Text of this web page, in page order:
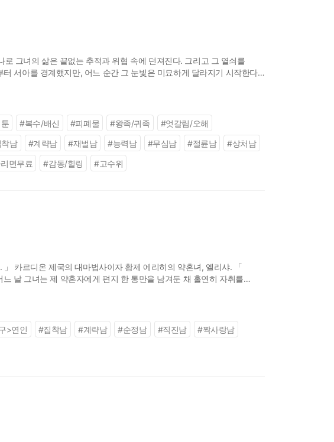
로 그녀의 삶은 끝없는 추적과 위협 속에 던져진다. 그리고 그 열쇠를
서아를 경계했지만, 어느 순간 그 눈빛은 미묘하게 달라지기 시작한다.
집착은 설명할 수 없는 끌림으로 변해간다
#복수/배신 #피폐물 #왕족/귀족 #엇갈림/오해
남 #계략남 #재벌남 #능력남 #무심남 #절륜남 #상처남
면무료 #감동/힐링 #고수위
카르디온 제국의 대마법사이자 황제 에리히의 약혼녀, 엘리샤. 「
날 그녀는 제 약혼자에게 편지 한 통만을 남겨둔 채 홀연히 자취를
녀를 찾기 시작하는데……. “제국 내에
>연인 #집착남 #계략남 #순정남 #직진남 #짝사랑남